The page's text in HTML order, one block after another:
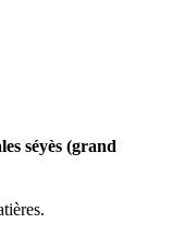
séyès (grand